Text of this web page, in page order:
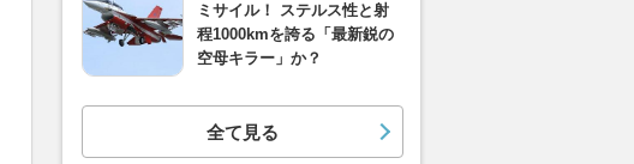
ミサイル！ ステルス性と射
程1000kmを誇る「最新鋭の
空母キラー」か？
全て見る